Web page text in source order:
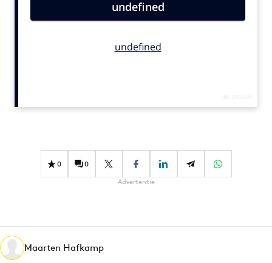
Campagnes
Data & Insights
Digital transformation
Interne communicatie
Martech
0 0
Advertentie
Maarten Hafkamp